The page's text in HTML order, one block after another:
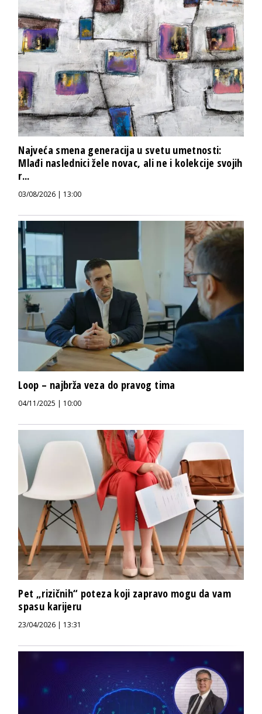
Najveća smena generacija u svetu umetnosti:
Mlađi naslednici žele novac, ali ne i kolekcije svojih
r...
03/08/2026 | 13:00
Loop – najbrža veza do pravog tima
04/11/2025 | 10:00
Pet „rizičnih“ poteza koji zapravo mogu da vam
spasu karijeru
23/04/2026 | 13:31